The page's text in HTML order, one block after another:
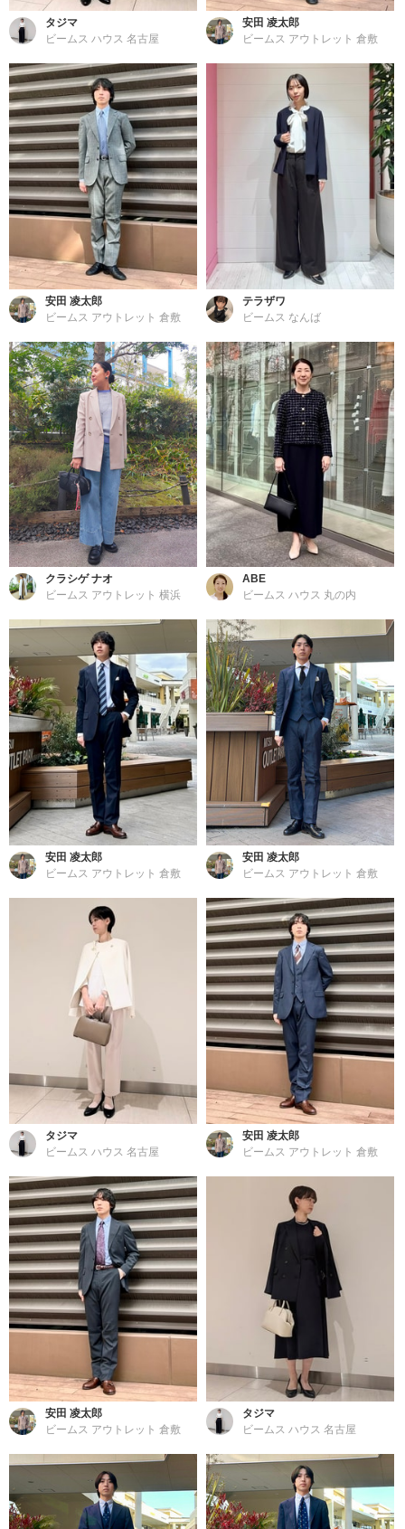
タジマ
ビームス ハウス 名古屋
安田 凌太郎
ビームス アウトレット 倉敷
安田 凌太郎
ビームス アウトレット 倉敷
テラザワ
ビームス なんば
クラシゲ ナオ
ビームス アウトレット 横浜
ABE
ビームス ハウス 丸の内
安田 凌太郎
ビームス アウトレット 倉敷
安田 凌太郎
ビームス アウトレット 倉敷
タジマ
ビームス ハウス 名古屋
安田 凌太郎
ビームス アウトレット 倉敷
安田 凌太郎
ビームス アウトレット 倉敷
タジマ
ビームス ハウス 名古屋